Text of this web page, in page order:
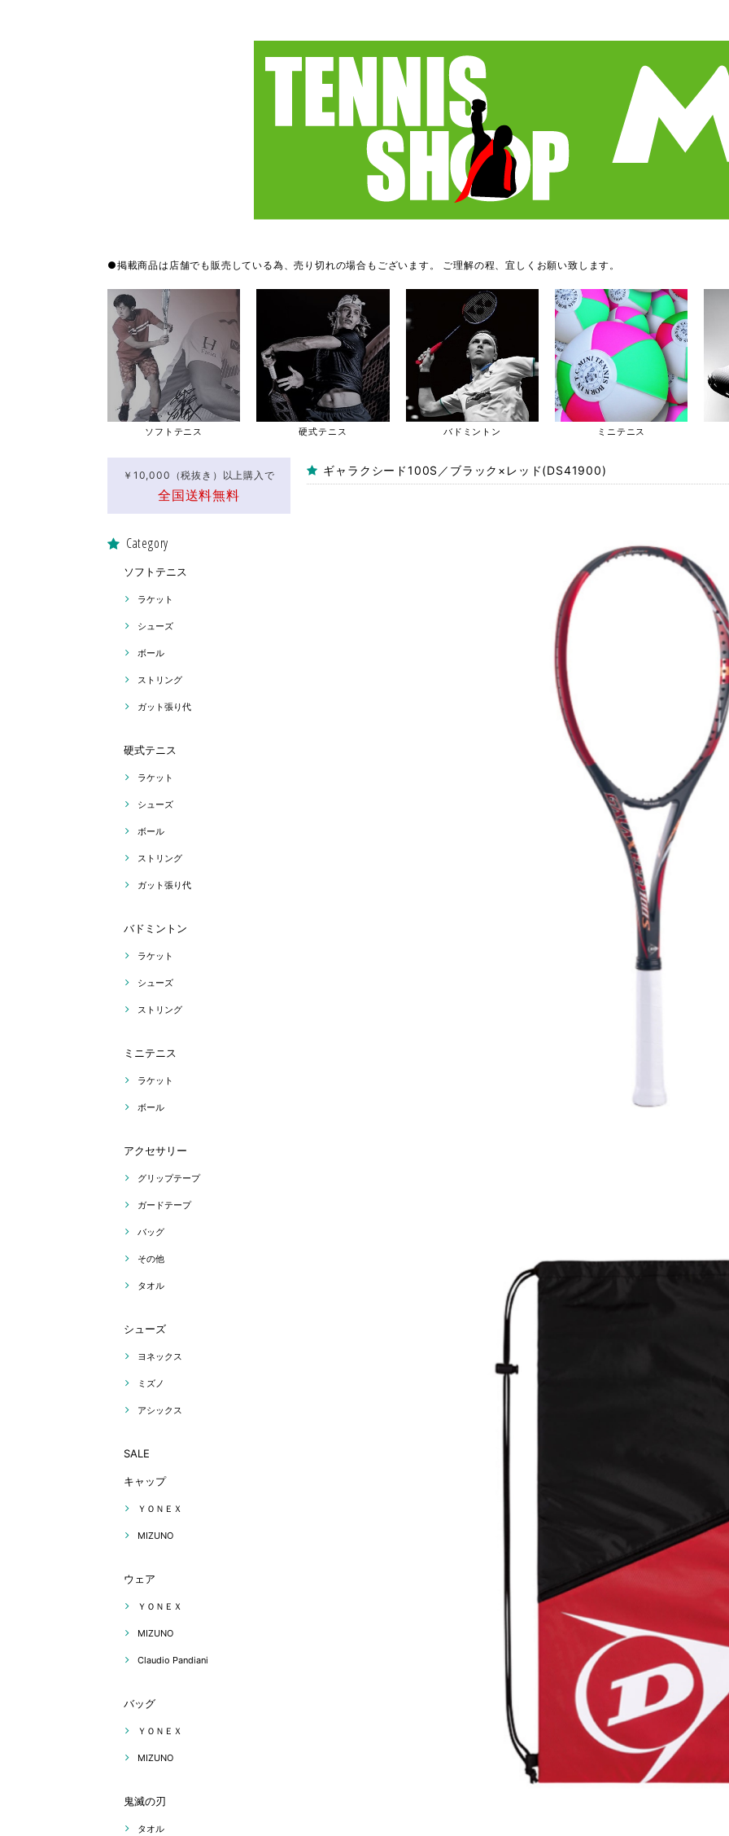
●掲載商品は店舗でも販売している為、売り切れの場合もございます。 ご理解の程、宜しくお願い致します。
ソフトテニス 硬式テニス バドミントン ミニテニス
￥10,000（税抜き）以上購入で
全国送料無料
Category
ソフトテニス
ラケット
シューズ
ボール
ストリング
ガット張り代
硬式テニス
ラケット
シューズ
ボール
ストリング
ガット張り代
バドミントン
ラケット
シューズ
ストリング
ミニテニス
ラケット
ボール
アクセサリー
グリップテープ
ガードテープ
バッグ
その他
タオル
シューズ
ヨネックス
ミズノ
アシックス
SALE
キャップ
ＹＯＮＥＸ
MIZUNO
ウェア
ＹＯＮＥＸ
MIZUNO
Claudio Pandiani
バッグ
ＹＯＮＥＸ
MIZUNO
鬼滅の刃
タオル
ギャラクシード100S／ブラック×レッド(DS41900)